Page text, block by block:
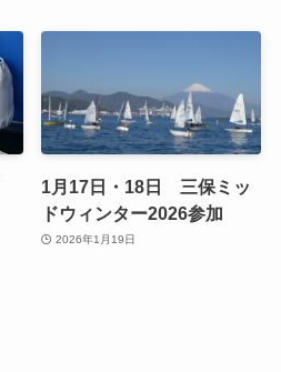
1月17日・18日 三保ミッ
ドウィンター2026参加
2026年1月19日